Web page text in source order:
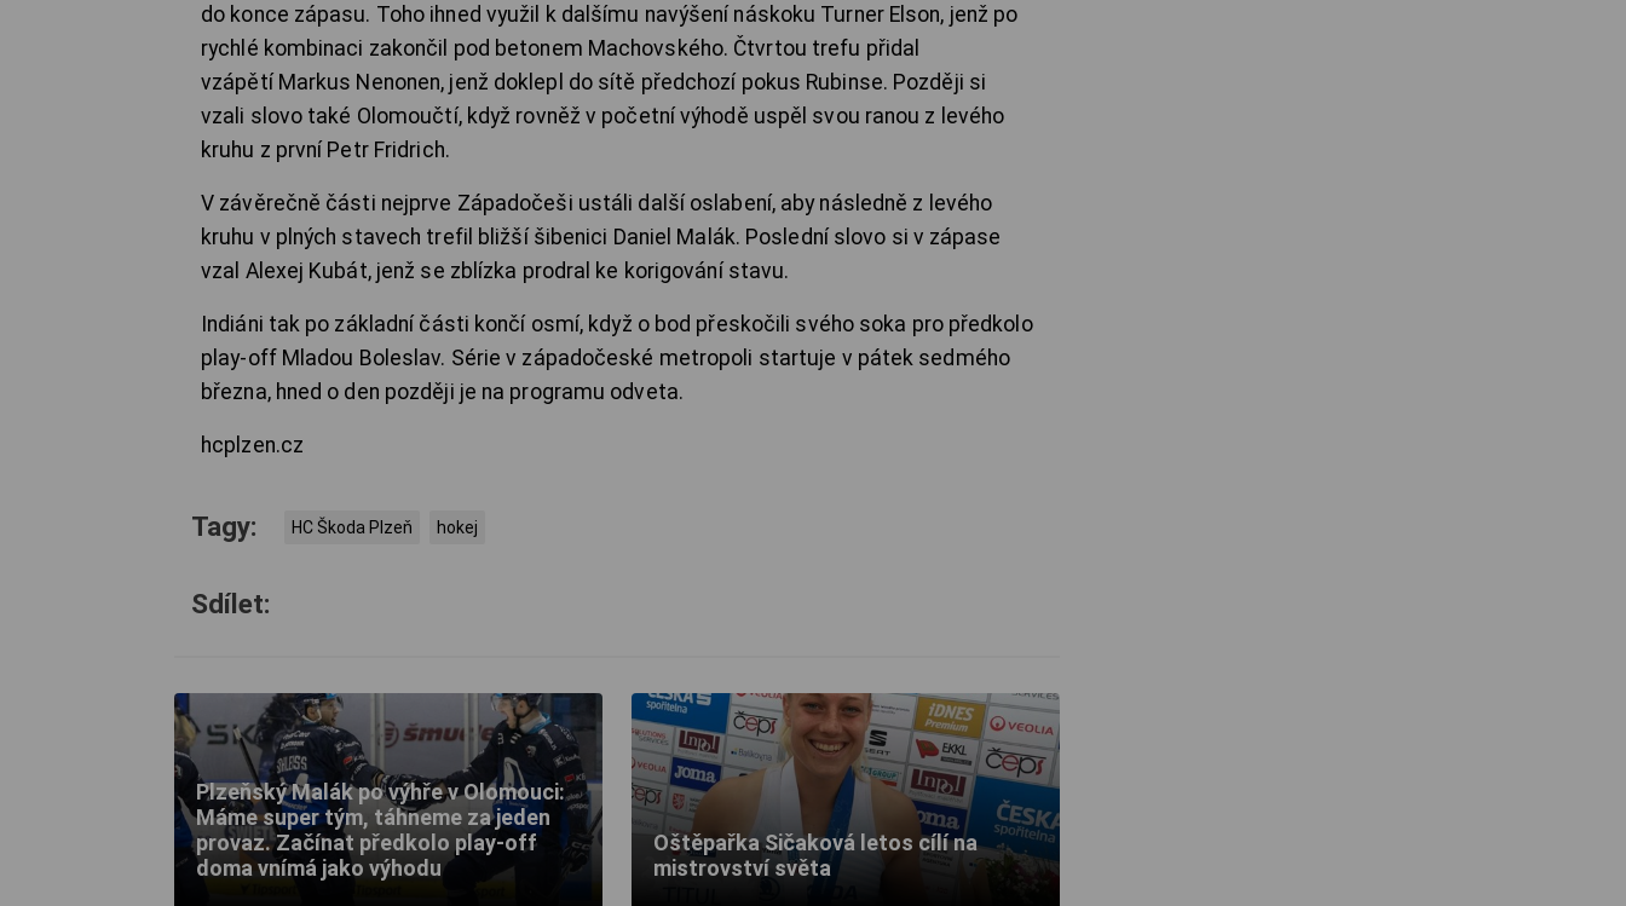
do konce zápasu. Toho ihned využil k dalšímu navýšení náskoku Turner Elson, jenž po
rychlé kombinaci zakončil pod betonem Machovského. Čtvrtou trefu přidal
vzápětí Markus Nenonen, jenž doklepl do sítě předchozí pokus Rubinse. Později si
vzali slovo také Olomoučtí, když rovněž v početní výhodě uspěl svou ranou z levého
kruhu z první Petr Fridrich.
V závěrečně části nejprve Západočeši ustáli další oslabení, aby následně z levého
kruhu v plných stavech trefil bližší šibenici Daniel Malák. Poslední slovo si v zápase
vzal Alexej Kubát, jenž se zblízka prodral ke korigování stavu.
Indiáni tak po základní části končí osmí, když o bod přeskočili svého soka pro předkolo
play-off Mladou Boleslav. Série v západočeské metropoli startuje v pátek sedmého
března, hned o den později je na programu odveta.
hcplzen.cz
Tagy: HC Škoda Plzeň hokej
Sdílet:
Plzeňský Malák po výhře v Olomouci:
Máme super tým, táhneme za jeden
provaz. Začínat předkolo play-off
doma vnímá jako výhodu
Oštěpařka Sičaková letos cílí na
mistrovství světa